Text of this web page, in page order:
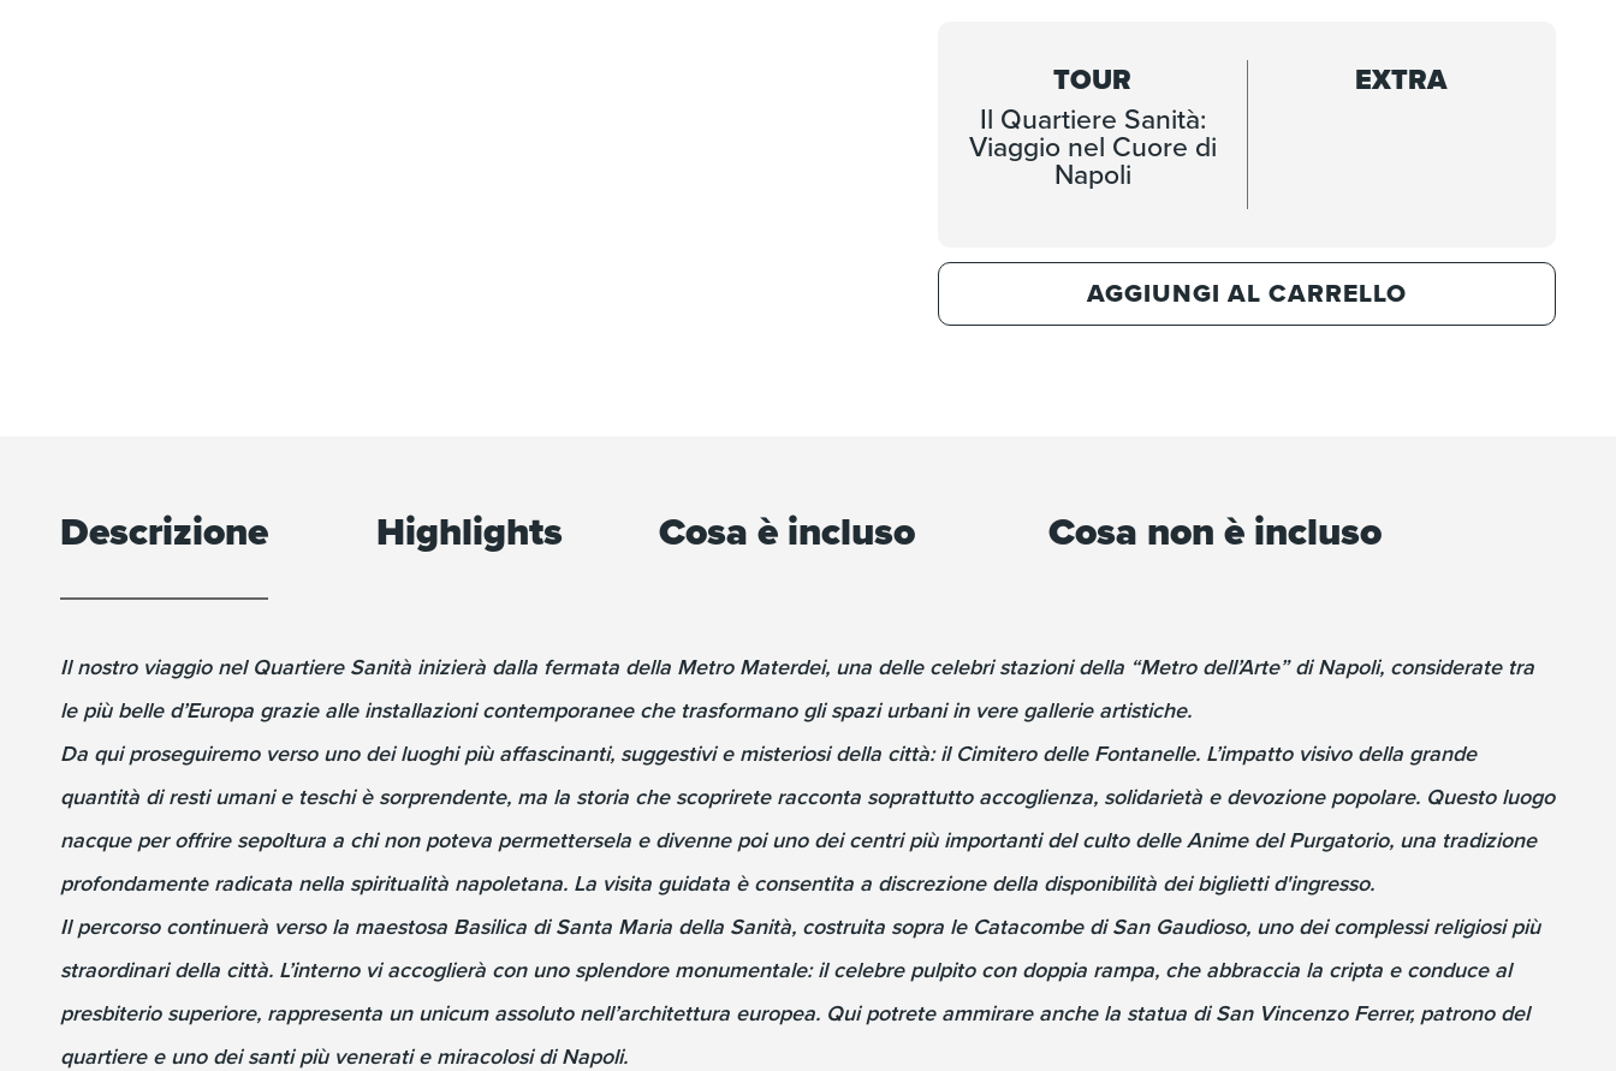
TOUR
Il Quartiere Sanità:
Viaggio nel Cuore di
Napoli
EXTRA
AGGIUNGI AL CARRELLO
Descrizione Highlights Cosa è incluso Cosa non è incluso
Il nostro viaggio nel Quartiere Sanità inizierà dalla fermata della Metro Materdei, una delle celebri stazioni della “Metro dell’Arte” di Napoli, considerate tra
le più belle d’Europa grazie alle installazioni contemporanee che trasformano gli spazi urbani in vere gallerie artistiche.
Da qui proseguiremo verso uno dei luoghi più affascinanti, suggestivi e misteriosi della città: il Cimitero delle Fontanelle. L’impatto visivo della grande
quantità di resti umani e teschi è sorprendente, ma la storia che scoprirete racconta soprattutto accoglienza, solidarietà e devozione popolare. Questo luogo
nacque per offrire sepoltura a chi non poteva permettersela e divenne poi uno dei centri più importanti del culto delle Anime del Purgatorio, una tradizione
profondamente radicata nella spiritualità napoletana. La visita guidata è consentita a discrezione della disponibilità dei biglietti d'ingresso.
Il percorso continuerà verso la maestosa Basilica di Santa Maria della Sanità, costruita sopra le Catacombe di San Gaudioso, uno dei complessi religiosi più
straordinari della città. L’interno vi accoglierà con uno splendore monumentale: il celebre pulpito con doppia rampa, che abbraccia la cripta e conduce al
presbiterio superiore, rappresenta un unicum assoluto nell’architettura europea. Qui potrete ammirare anche la statua di San Vincenzo Ferrer, patrono del
quartiere e uno dei santi più venerati e miracolosi di Napoli.